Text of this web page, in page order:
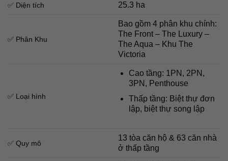
✅ Diện tích 25.3 ha
✅ Phân Khu
Bao gồm 4 phân khu chính:
The Front – The Luxury –
The Aqua – Khu The
Victoria
✅ Loại hình
Cao tầng: 1PN, 2PN,
3PN, Penthouse
Thấp tầng: Biệt thự đơn
lập, biệt thự song lập
✅ Quy mô
13 tòa căn hộ & 63 căn nhà
ở thấp tầng